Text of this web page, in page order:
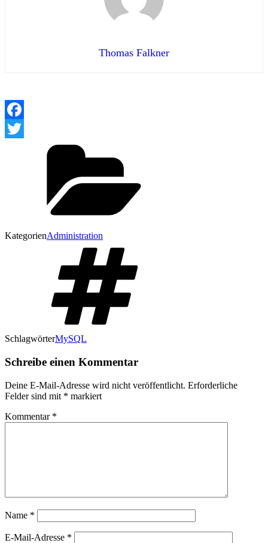
Thomas Falkner
Facebook
KategorienAdministration
SchlagwörterMySQL
Schreibe einen Kommentar
Deine E-Mail-Adresse wird nicht veröffentlicht. Erforderliche
Felder sind mit * markiert
Kommentar *
Name *
E-Mail-Adresse *